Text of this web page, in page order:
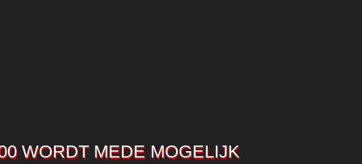
WORDT MEDE MOGELIJK